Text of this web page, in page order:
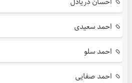
احمد سعیدی
احمد سلو
احمد صفایی